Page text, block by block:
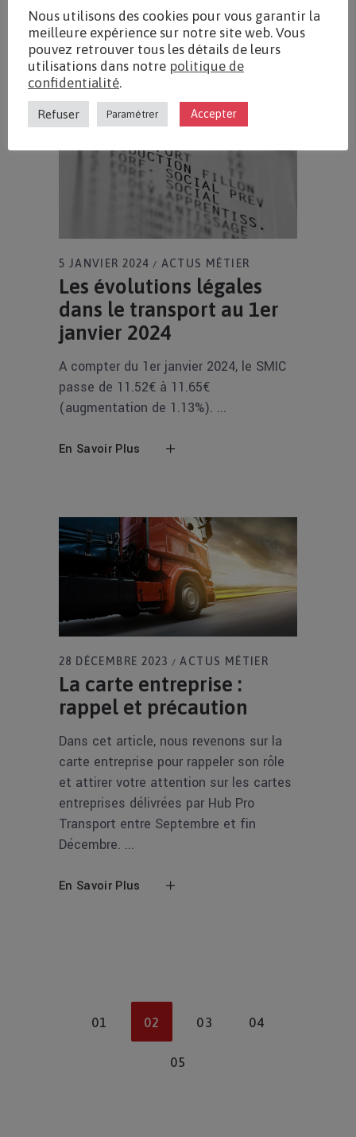
22/12/2023.
En Savoir Plus
5 JANVIER 2024 ACTUS MÉTIER
Les évolutions légales
dans le transport au 1er
janvier 2024
A compter du 1er janvier 2024, le SMIC
passe de 11.52€ à 11.65€
(augmentation de 1.13%).
En Savoir Plus
28 DÉCEMBRE 2023 ACTUS MÉTIER
La carte entreprise :
rappel et précaution
Dans cet article, nous revenons sur la
carte entreprise pour rappeler son rôle
et attirer votre attention sur les cartes
entreprises délivrées par Hub Pro
Transport entre Septembre et fin
Décembre.
En Savoir Plus
01 02 03 04
05
Nous utilisons des cookies pour vous garantir la
meilleure expérience sur notre site web. Vous
pouvez retrouver tous les détails de leurs
utilisations dans notre politique de
confidentialité.
Refuser Paramétrer Accepter